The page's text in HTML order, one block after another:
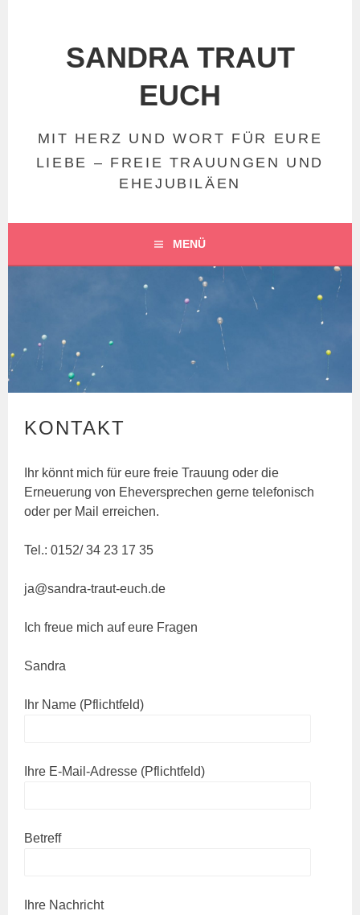
SANDRA TRAUT
EUCH
MIT HERZ UND WORT FÜR EURE
LIEBE – FREIE TRAUUNGEN UND
EHEJUBILÄEN
MENÜ
KONTAKT
Ihr könnt mich für eure freie Trauung oder die
Erneuerung von Eheversprechen gerne telefonisch
oder per Mail erreichen.
Tel.: 0152/ 34 23 17 35
ja@sandra-traut-euch.de
Ich freue mich auf eure Fragen
Sandra
Ihr Name (Pflichtfeld)
Ihre E-Mail-Adresse (Pflichtfeld)
Betreff
Ihre Nachricht